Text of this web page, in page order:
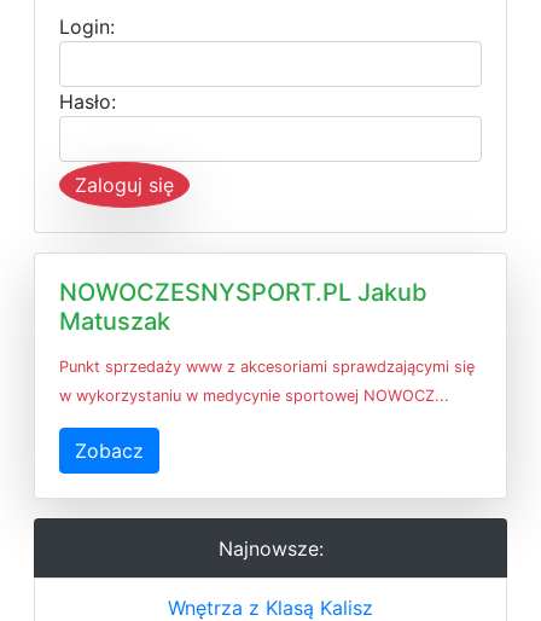
Login:
Hasło:
Zaloguj się
NOWOCZESNYSPORT.PL Jakub
Matuszak
Punkt sprzedaży www z akcesoriami sprawdzającymi się
w wykorzystaniu w medycynie sportowej NOWOCZ...
Zobacz
Najnowsze:
Wnętrza z Klasą Kalisz